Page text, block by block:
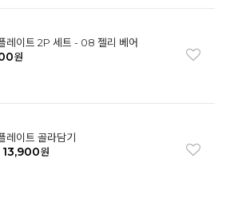
레이트 2P 세트 - 08 젤리 베어
원
레이트 골라담기
13,900원